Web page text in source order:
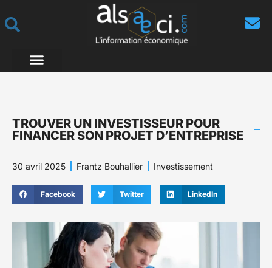
TROUVER UN INVESTISSEUR POUR
FINANCER SON PROJET D’ENTREPRISE
30 avril 2025 Frantz Bouhallier Investissement
Facebook Twitter LinkedIn